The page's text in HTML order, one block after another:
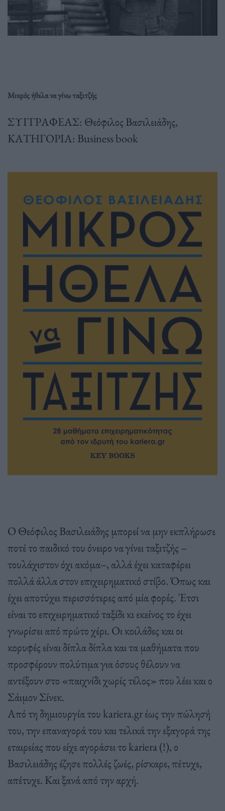
Μικρός ήθελα να γίνω ταξιτζής
ΣΥΓΓΡΑΦΕΑΣ: Θεόφιλος Βασιλειάδης,
ΚΑΤΗΓΟΡΙΑ: Business book
O Θεόφιλος Βασιλειάδης μπορεί να μην εκπλήρωσε
ποτέ το παιδικό του όνειρο να γίνει ταξιτζής –
τουλάχιστον όχι ακόμα–, αλλά έχει καταφέρει
πολλά άλλα στον επιχειρηματικό στίβο. Όπως και
έχει αποτύχει περισσότερες από μία φορές. Έτσι
είναι το επιχειρηματικό ταξίδι κι εκείνος το έχει
γνωρίσει από πρώτο χέρι. Οι κοιλάδες και οι
κορυφές είναι δίπλα δίπλα και τα μαθήματα που
προσφέρουν πολύτιμα για όσους θέλουν να
αντέξουν στο «παιχνίδι χωρίς τέλος» που λέει και ο
Σάιμον Σίνεκ.
Από τη δημιουργία του kariera.gr έως την πώλησή
του, την επαναγορά του και τελικά την εξαγορά της
εταιρείας που είχε αγοράσει το kariera (!), ο
Βασιλειάδης έζησε πολλές ζωές, ρίσκαρε, πέτυχε,
απέτυχε. Kαι ξανά από την αρχή.